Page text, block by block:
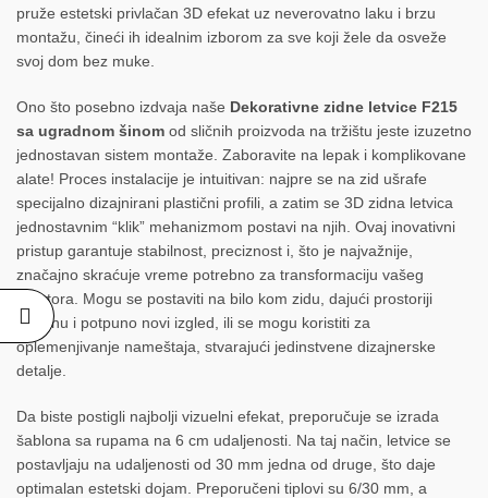
pruže estetski privlačan 3D efekat uz neverovatno laku i brzu
montažu, čineći ih idealnim izborom za sve koji žele da osveže
svoj dom bez muke.
Ono što posebno izdvaja naše Dekorativne zidne letvice F215
sa ugradnom šinom od sličnih proizvoda na tržištu jeste izuzetno
jednostavan sistem montaže. Zaboravite na lepak i komplikovane
alate! Proces instalacije je intuitivan: najpre se na zid ušrafe
specijalno dizajnirani plastični profili, a zatim se 3D zidna letvica
jednostavnim “klik” mehanizmom postavi na njih. Ovaj inovativni
pristup garantuje stabilnost, preciznost i, što je najvažnije,
značajno skraćuje vreme potrebno za transformaciju vašeg
prostora. Mogu se postaviti na bilo kom zidu, dajući prostoriji
svežinu i potpuno novi izgled, ili se mogu koristiti za
oplemenjivanje nameštaja, stvarajući jedinstvene dizajnerske
detalje.
Da biste postigli najbolji vizuelni efekat, preporučuje se izrada
šablona sa rupama na 6 cm udaljenosti. Na taj način, letvice se
postavljaju na udaljenosti od 30 mm jedna od druge, što daje
optimalan estetski dojam. Preporučeni tiplovi su 6/30 mm, a